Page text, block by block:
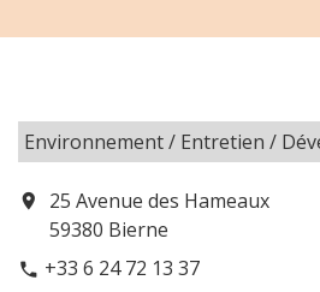
Environnement / Entretien /
location_on
25 Avenue des Hameaux
59380 Bierne
phone +33 6 24 72 13 37